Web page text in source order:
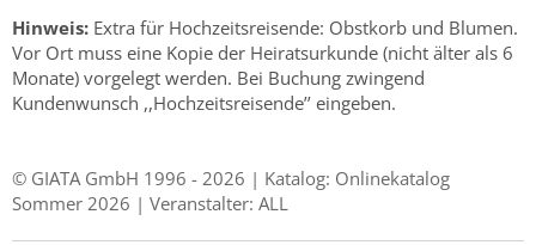
Hinweis: Extra für Hochzeitsreisende: Obstkorb und Blumen.
Vor Ort muss eine Kopie der Heiratsurkunde (nicht älter als 6
Monate) vorgelegt werden. Bei Buchung zwingend
Kundenwunsch ,,Hochzeitsreisende’’ eingeben.
© GIATA GmbH 1996 - 2026 | Katalog: Onlinekatalog
Sommer 2026 | Veranstalter: ALL